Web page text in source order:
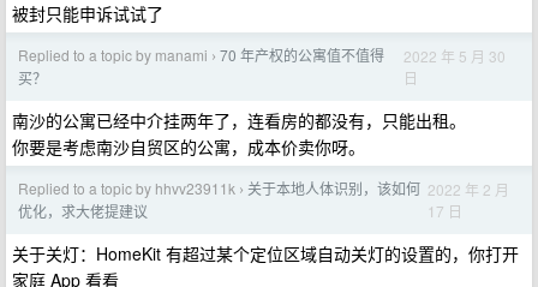
被封只能申诉试试了
Replied to a topic by manami › 70 年产权的公寓值不值得
买？
2022 年 5 月 30
日
南沙的公寓已经中介挂两年了，连看房的都没有，只能出租。
你要是考虑南沙自贸区的公寓，成本价卖你呀。
Replied to a topic by hhvv23911k › 关于本地人体识别，该如何
优化，求大佬提建议
2022 年 2 月
17 日
关于关灯：HomeKit 有超过某个定位区域自动关灯的设置的，你打开
家庭 App 看看